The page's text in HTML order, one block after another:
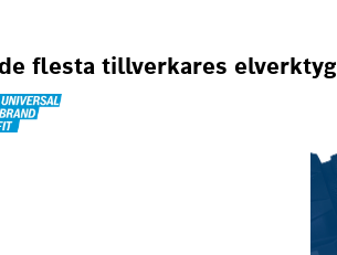
flesta tillverkares elverktyg